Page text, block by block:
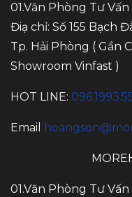
01.Văn Phòng Tư
Điạ chỉ: Số 155 Bạch
Tp. Hải Phòng ( Gần
Showroom Vinfast )
HOT LINE:
Email
01.Văn Phòng Tư